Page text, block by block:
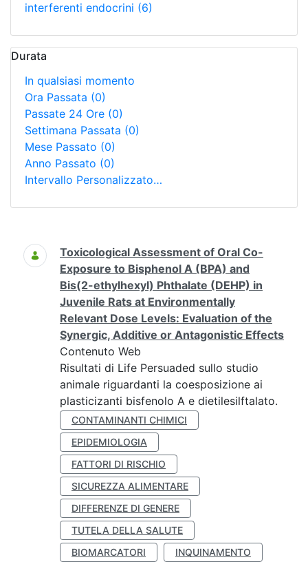
interferenti endocrini (6)
Durata
In qualsiasi momento
Ora Passata (0)
Passate 24 Ore (0)
Settimana Passata (0)
Mese Passato (0)
Anno Passato (0)
Intervallo Personalizzato…
Ricerca
Toxicological Assessment of Oral Co-
Exposure to Bisphenol A (BPA) and
Bis(2-ethylhexyl) Phthalate (DEHP) in
Juvenile Rats at Environmentally
Relevant Dose Levels: Evaluation of the
Synergic, Additive or Antagonistic Effects
Contenuto Web
Risultati di Life Persuaded sullo studio
animale riguardanti la coesposizione ai
plasticizanti bisfenolo A e dietilesilftalato.
CONTAMINANTI CHIMICI
EPIDEMIOLOGIA
FATTORI DI RISCHIO
SICUREZZA ALIMENTARE
DIFFERENZE DI GENERE
TUTELA DELLA SALUTE
BIOMARCATORI
INQUINAMENTO